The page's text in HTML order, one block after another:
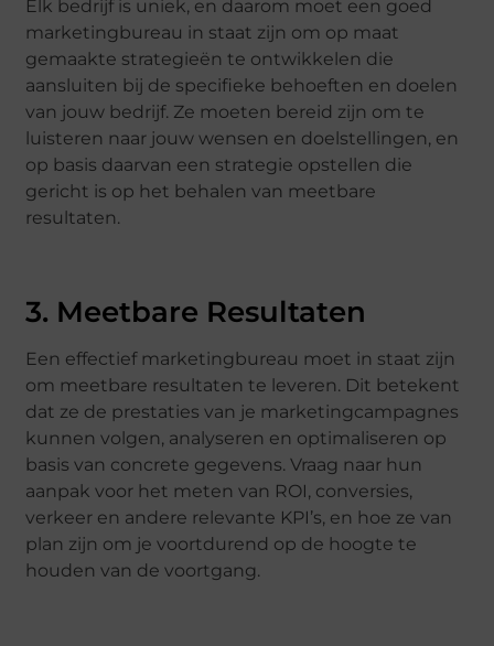
Elk bedrijf is uniek, en daarom moet een goed
marketingbureau in staat zijn om op maat
gemaakte strategieën te ontwikkelen die
aansluiten bij de specifieke behoeften en doelen
van jouw bedrijf. Ze moeten bereid zijn om te
luisteren naar jouw wensen en doelstellingen, en
op basis daarvan een strategie opstellen die
gericht is op het behalen van meetbare
resultaten.
3. Meetbare Resultaten
Een effectief marketingbureau moet in staat zijn
om meetbare resultaten te leveren. Dit betekent
dat ze de prestaties van je marketingcampagnes
kunnen volgen, analyseren en optimaliseren op
basis van concrete gegevens. Vraag naar hun
aanpak voor het meten van ROI, conversies,
verkeer en andere relevante KPI’s, en hoe ze van
plan zijn om je voortdurend op de hoogte te
houden van de voortgang.